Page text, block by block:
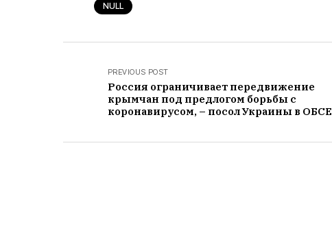
NULL
PREVIOUS POST
Россия ограничивает передвижение
крымчан под предлогом борьбы с
коронавирусом, – посол Украины в ОБСЕ